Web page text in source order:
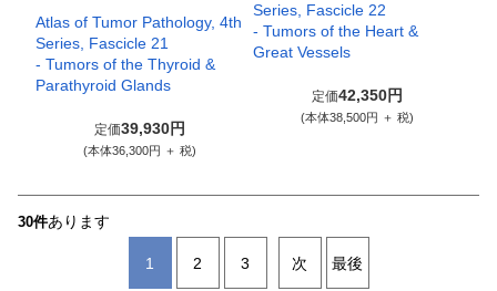
Atlas of Tumor Pathology, 4th
Series, Fascicle 21
- Tumors of the Thyroid &
Parathyroid Glands
定価39,930円
(本体36,300円 ＋ 税)
Series, Fascicle 22
- Tumors of the Heart &
Great Vessels
定価42,350円
(本体38,500円 ＋ 税)
30件あります
1 2 3 次 最後